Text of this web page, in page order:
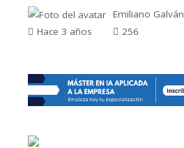
Emiliano Galván
Hace 3 años
256